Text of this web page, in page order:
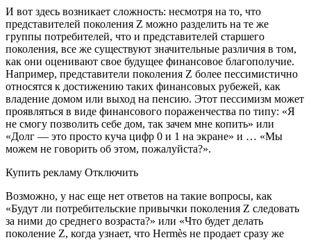
И вот здесь возникает сложность: несмотря на то, что
представителей поколения Z можно разделить на те же
группы потребителей, что и представителей старшего
поколения, все же существуют значительные различия в том,
как они оценивают свое будущее финансовое благополучие.
Например, представители поколения Z более пессимистично
относятся к достижению таких финансовых рубежей, как
владение домом или выход на пенсию. Этот пессимизм может
проявляться в виде финансового пораженчества по типу: «Я
не смогу позволить себе дом, так зачем мне копить» или
«Долг — это просто куча цифр 0 и 1 на экране» и … «Мы
можем не говорить об этом, пожалуйста?».
Купить рекламу Отключить
Возможно, у нас еще нет ответов на такие вопросы, как
«Будут ли потребительские привычки поколения Z следовать
за ними до среднего возраста?» или «Что будет делать
поколение Z, когда узнает, что Hermès не продает сразу же